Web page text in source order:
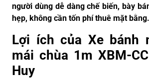
người dùng dễ dàng chế biến, bày
hẹp, không cần tốn phí thuê mặt bằng.
Lợi ích của Xe bánh
mái chùa 1m XBM-
Huy